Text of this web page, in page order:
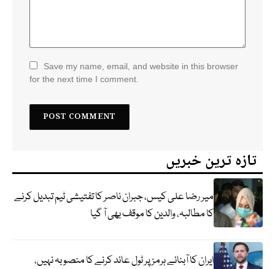
Save my name, email, and website in this browser
for the next time I comment.
تازہ ترین خبریں
میر رضا علی کیس، جبران ناصر کا تفتیشی ٹیم تبدیل کرنے
کا مطالبہ، والدین کا موقف بھی آ گیا
ایران کا آبنائے ہرمز پر ٹول عائد کرنے کا منصوبہ نہیں،